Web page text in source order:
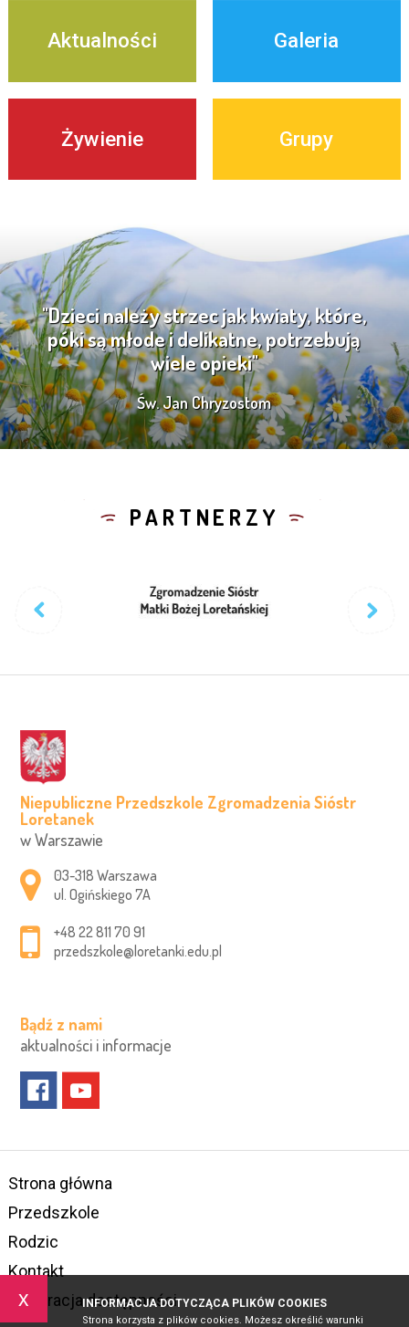
x INFORMACJA DOTYCZĄCA PLIKÓW COOKIES
Strona korzysta z plików cookies. Możesz określić warunki
Aktualności Galeria
Żywienie Grupy
"Dzieci należy strzec jak kwiaty, które,
póki są młode i delikatne, potrzebują
wiele opieki"
Św. Jan Chryzostom
PARTNERZY
Niepubliczne Przedszkole Zgromadzenia Sióstr
Loretanek
w Warszawie
Adres pocztowy:
03-318 Warszawa
ul. Ogińskiego 7A
+48 22 811 70 91
przedszkole@loretanki.edu.pl
Bądź z nami
aktualności i informacje
Strona główna
Przedszkole
Rodzic
Kontakt
Deklaracja dostępności